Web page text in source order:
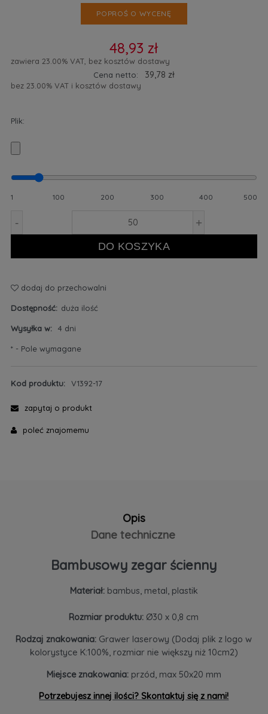
POPROŚ O WYCENĘ
48,93 zł
zawiera 23.00% VAT, bez kosztów dostawy
Cena netto:
39,78 zł
bez 23.00% VAT i kosztów dostawy
Plik:
1 100 200 300 400 500
- +
DO KOSZYKA
dodaj do przechowalni
Dostępność: duża ilość
Wysyłka w: 4 dni
* - Pole wymagane
Kod produktu: V1392-17
zapytaj o produkt
poleć znajomemu
Opis
Dane techniczne
Bambusowy zegar ścienny
Materiał:bambus, metal, plastik
Rozmiar produktu: Ø30 x 0,8 cm
Rodzaj znakowania: Grawer laserowy (Dodaj plik z logo w
kolorystyce K:100%, rozmiar nie większy niż 10cm2)
Miejsce znakowania: przód, max 50x20 mm
Potrzebujesz innej ilości? Skontaktuj się z nami!